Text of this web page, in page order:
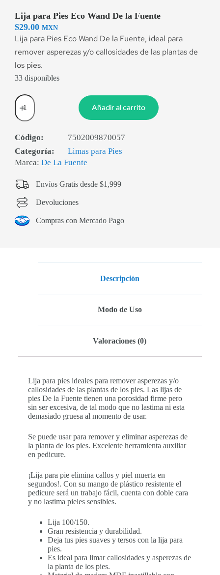
Lija para Pies Eco Wand De la Fuente
$29.00 MXN
Lija para Pies Eco Wand De la Fuente, ideal para
remover asperezas y/o callosidades de las plantas de
los pies.
33 disponibles
Añadir al carrito
Código:
7502009870057
Categoría:
Limas para Pies
Marca: De La Fuente
Envíos Gratis desde $1,999
Devoluciones
Compras con Mercado Pago
Descripción
Modo de Uso
Valoraciones (0)
Lija para pies ideales para remover asperezas y/o
callosidades de las plantas de los pies. Las lijas de
pies De la Fuente tienen una porosidad firme pero
sin ser excesiva, de tal modo que no lastima ni esta
demasiado gruesa al momento de usar.
Se puede usar para remover y eliminar asperezas de
la planta de los pies. Excelente herramienta auxiliar
en pedicure.
¡Lija para pie elimina callos y piel muerta en
segundos!. Con su mango de plástico resistente el
pedicure será un trabajo fácil, cuenta con doble cara
y no lastima pieles sensibles.
Lija 100/150.
Gran resistencia y durabilidad.
Deja tus pies suaves y tersos con la lija para
pies.
Es ideal para limar callosidades y asperezas de
la planta de los pies.